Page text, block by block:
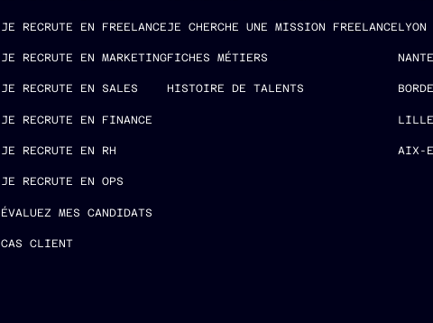
JE RECRUTE EN FREELANCE
JE RECRUTE EN MARKETING
JE RECRUTE EN SALES
JE RECRUTE EN FINANCE
JE RECRUTE EN RH
JE RECRUTE EN OPS
ÉVALUEZ MES CANDIDATS
CAS CLIENT
JE CHERCHE UNE MISSION FREELANCE
FICHES MÉTIERS
HISTOIRE DE TALENTS
LYON
LILLE
AIX-